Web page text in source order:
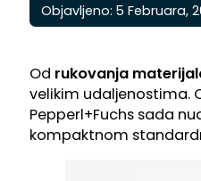
Objavljeno: 5 Februara,
Od rukovanja
velikim udaljenostima.
Pepperl+Fuchs sada
kompaktnom